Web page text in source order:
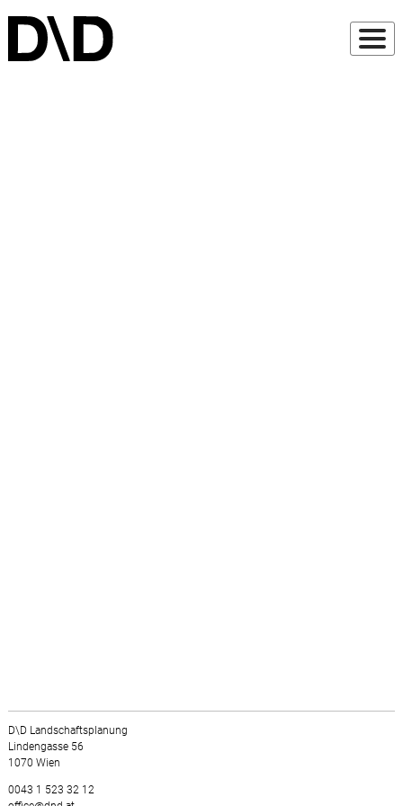
D\D Landschaftsplanung
Lindengasse 56
1070 Wien
0043 1 523 32 12